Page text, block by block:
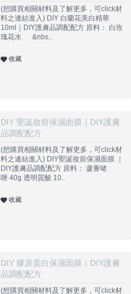
(想購買相關材料及了解更多，可click材
料之連結進入) DIY 白蘭花美白精華
10ml｜DIY護膚品調配配方 原料： 白玫
瑰花水 &nbs..
收藏
DIY 聖誕妝前保濕面膜｜DIY護膚
品調配配方
(想購買相關材料及了解更多，可click材
料之連結進入) DIY聖誕妝前保濕面膜 ｜
DIY護膚品調配配方 原料： 蘆薈啫
喱 40g 透明質酸 10..
收藏
DIY 膠原蛋白保濕面膜｜DIY護膚
品調配配方
(想購買相關材料及了解更多，可click材